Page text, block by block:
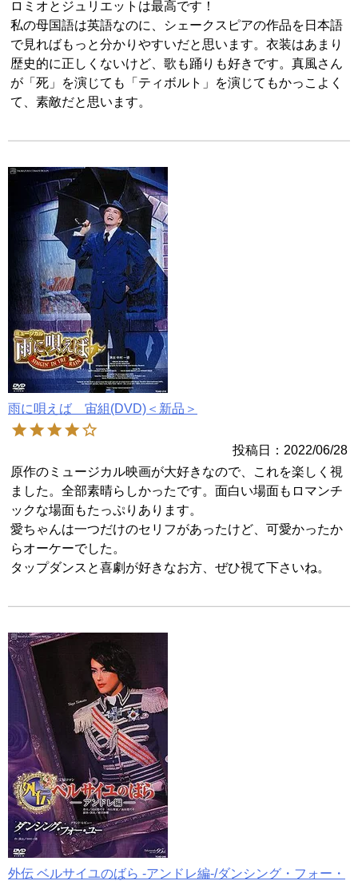
ロミオとジュリエットは最高です！
私の母国語は英語なのに、シェークスピアの作品を日本語
で見ればもっと分かりやすいだと思います。衣装はあまり
歴史的に正しくないけど、歌も踊りも好きです。真風さん
が「死」を演じても「ティボルト」を演じてもかっこよく
て、素敵だと思います。
雨に唄えば 宙組(DVD)＜新品＞
投稿日
2022/06/28
原作のミュージカル映画が大好きなので、これを楽しく視
ました。全部素晴らしかったです。面白い場面もロマンチ
ックな場面もたっぷりあります。
愛ちゃんは一つだけのセリフがあったけど、可愛かったか
らオーケーでした。
タップダンスと喜劇が好きなお方、ぜひ視て下さいね。
外伝 ベルサイユのばら -アンドレ編-/ダンシング・フォー・